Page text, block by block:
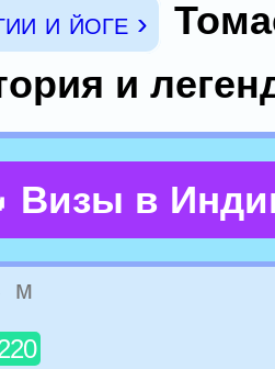
и йоге ›
и
Визы в
м